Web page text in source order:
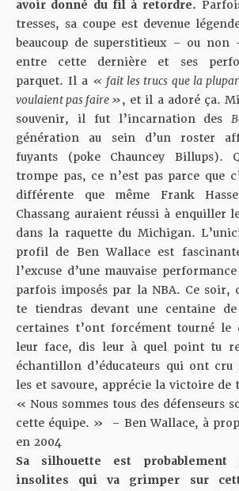
avoir donné du fil à retordre.
tresses, sa coupe est devenue
beaucoup de superstitieux – ou
entre cette dernière et ses
parquet. Il a « fait les trucs que la
voulaient pas faire », et il a adoré ça.
souvenir, il fut l’incarnation des
génération au sein d’un roster
fuyants (poke Chauncey Billups).
trompe pas, ce n’est pas parce que
différente que même Frank
Chassang auraient réussi à enquiller
dans la raquette du Michigan.
profil de Ben Wallace est
l’excuse d’une mauvaise
parfois imposés par la NBA. Ce soir,
te tiendras devant une centaine
certaines t’ont forcément tourné le
leur face, dis leur à quel point tu
échantillon d’éducateurs qui ont
les et savoure, apprécie la victoire de
« Nous sommes tous des défenseurs
cette équipe. » – Ben Wallace, à
en 2004
Sa silhouette est probablement
insolites qui va grimper sur